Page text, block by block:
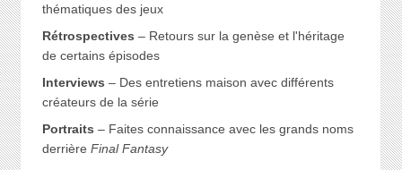
thématiques des jeux
Rétrospectives – Retours sur la genèse et l'héritage
de certains épisodes
Interviews – Des entretiens maison avec différents
créateurs de la série
Portraits – Faites connaissance avec les grands noms
derrière Final Fantasy